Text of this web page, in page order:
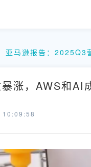
亚马逊报告：2025Q3
涨，AWS和AI
10:09:58